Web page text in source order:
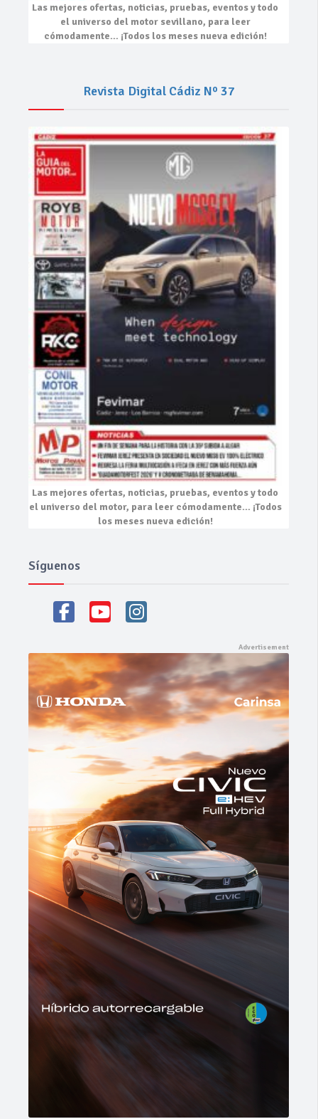
Las mejores ofertas, noticias, pruebas, eventosy todo
el universo del motor sevillano, para leer
cómodamente… ¡Todos los meses nueva edición!
Revista Digital Cádiz Nº 37
Las mejores ofertas, noticias, pruebas, eventosy todo
el universo del motor, para leer cómodamente… ¡Todos
los meses nueva edición!
Síguenos